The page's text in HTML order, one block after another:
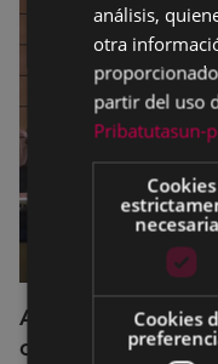
Acuerdos
celebrado el 27
análisis,
otra
partir del uso
Pribatutasun-
Cookies
Cookies